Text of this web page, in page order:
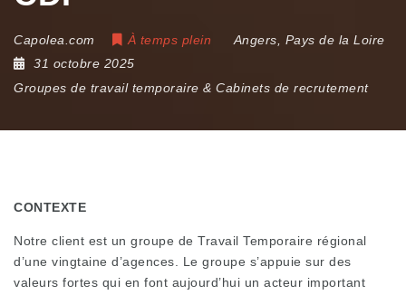
Capolea.com À temps plein Angers
Pays de la Loire
31 octobre 2025
Groupes de travail temporaire & Cabinets de recrutement
CONTEXTE
Notre client est un groupe de Travail Temporaire régional
d’une vingtaine d’agences. Le groupe s’appuie sur des
valeurs fortes qui en font aujourd’hui un acteur important